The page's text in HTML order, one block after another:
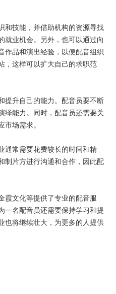
和技能，并借助机构的资源寻找
就业机会。另外，也可以通过向
作品和演出经验，以便配音组织
，这样可以扩大自己的求职范
提升自己的能力。配音员要不断
绎能力。同时，配音员还需要关
场需求。
通常需要花费较长的时间和精
制片方进行沟通和合作，因此配
霞文化等提供了专业的配音服
一名配音员还需要保持学习和提
也将继续壮大，为更多的人提供